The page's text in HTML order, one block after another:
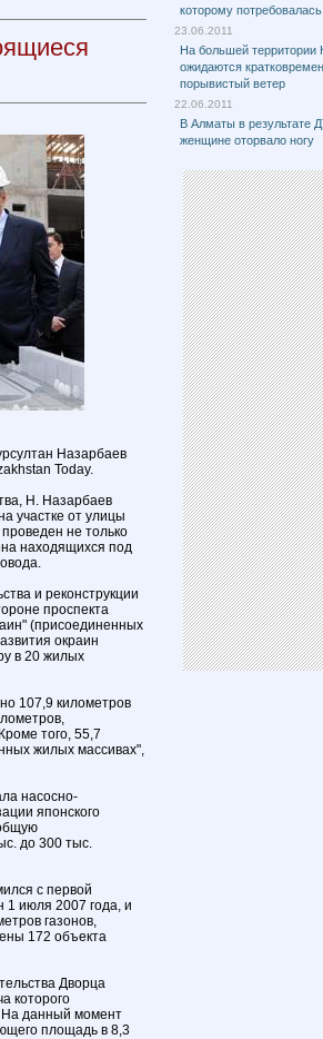
Назарбаев
Today.
Н. Назарбаев
участке от улицы
не только
находящихся под
и реконструкции
проспекта
(присоединенных
окраин
в 20 жилых
107,9 километров
того, 55,7
жилых массивах",
насосно-
японского
до 300 тыс.
с первой
1 июля 2007 года, и
газонов,
172 объекта
Дворца
которого
На данный момент
площадь в 8,3
которому
23.06.2011
На большей территории
ожидаются
порывистый ветер
22.06.2011
В Алматы в результате
женщине оторвало ногу